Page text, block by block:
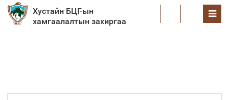
Хустайн БЦГ-ын
хамгаалалтын захиргаа